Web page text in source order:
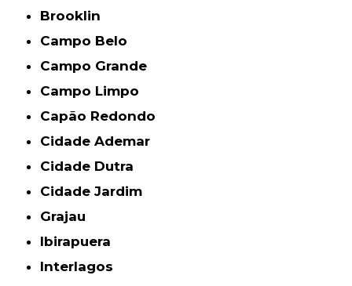
Brooklin
Campo Belo
Campo Grande
Campo Limpo
Capão Redondo
Cidade Ademar
Cidade Dutra
Cidade Jardim
Grajau
Ibirapuera
Interlagos